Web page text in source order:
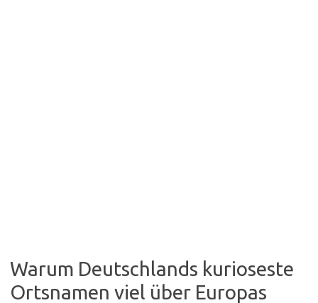
Warum Deutschlands kurioseste
Ortsnamen viel über Europas